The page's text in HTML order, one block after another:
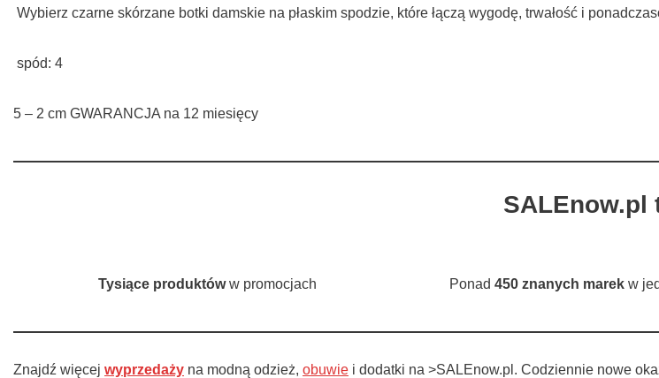
Wybierz czarne skórzane botki damskie na płaskim spodzie, które łączą wygodę, trwałość i
spód: 4
5 – 2 cm GWARANCJA na 12 miesięcy
SALEnow.pl
Tysiące produktóww promocjach Ponad 450 znanych marekw
Znajdź więcej wyprzedaży na modną odzież, obuwie i dodatki na >SALEnow.pl. Codziennie nowe